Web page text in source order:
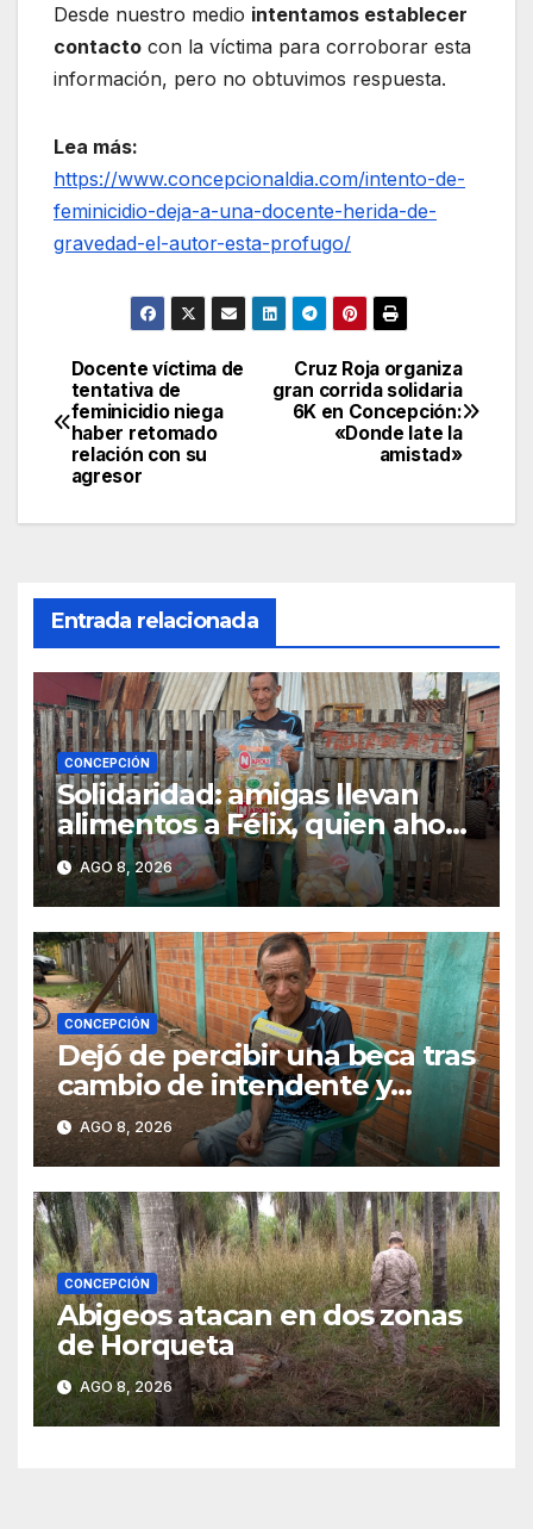
Desde nuestro medio intentamos establecer
contacto con la víctima para corroborar esta
información, pero no obtuvimos respuesta.
Lea más:
https://www.concepcionaldia.com/intento-de-
feminicidio-deja-a-una-docente-herida-de-
gravedad-el-autor-esta-profugo/
Navegación
de
entradas
Cruz Roja organiza
gran corrida solidaria
6K en Concepción:
«Donde late la
amistad»
Docente víctima de
tentativa de
feminicidio niega
haber retomado
relación con su
agresor
Entrada relacionada
CONCEPCIÓN
Solidaridad: amigas llevan
alimentos a Félix, quien ahora
vende caramelos para
subsistir
AGO 8, 2026
CONCEPCIÓN
Dejó de percibir una beca tras
cambio de intendente y
ahora vende caramelos para
subsistir
AGO 8, 2026
CONCEPCIÓN
Abigeos atacan en dos zonas
de Horqueta
AGO 8, 2026